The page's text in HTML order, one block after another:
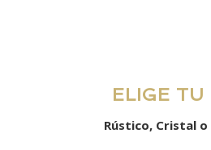
ELIGE TU
Rústico, Cristal o